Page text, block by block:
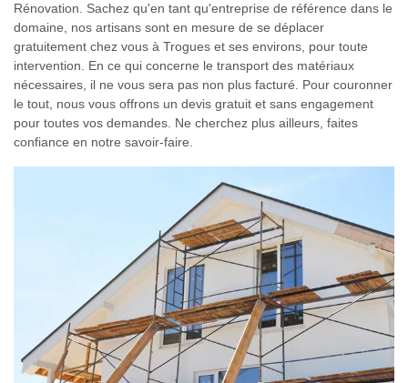
Rénovation. Sachez qu'en tant qu'entreprise de référence dans le
domaine, nos artisans sont en mesure de se déplacer
gratuitement chez vous à Trogues et ses environs, pour toute
intervention. En ce qui concerne le transport des matériaux
nécessaires, il ne vous sera pas non plus facturé. Pour couronner
le tout, nous vous offrons un devis gratuit et sans engagement
pour toutes vos demandes. Ne cherchez plus ailleurs, faites
confiance en notre savoir-faire.